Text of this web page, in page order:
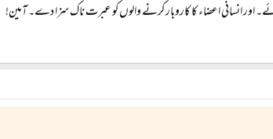
اور انسانی اعضاء کا کاروبار کرنے والوں کو عبرت ناک سزا دے۔ آمین!